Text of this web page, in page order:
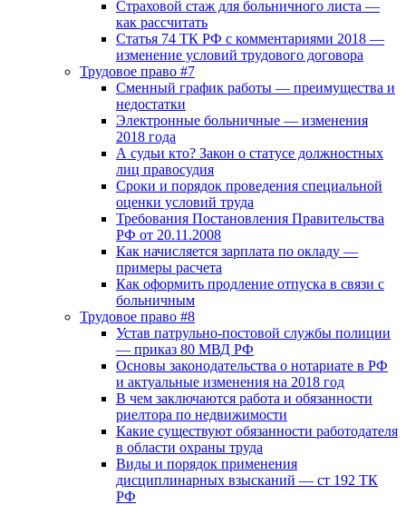
Страховой стаж для больничного листа —
как рассчитать
Статья 74 ТК РФ с комментариями 2018 —
изменение условий трудового договора
Трудовое право #7
Сменный график работы — преимущества и
недостатки
Электронные больничные — изменения
2018 года
А судьи кто? Закон о статусе должностных
лиц правосудия
Сроки и порядок проведения специальной
оценки условий труда
Требования Постановления Правительства
РФ от 20.11.2008
Как начисляется зарплата по окладу —
примеры расчета
Как оформить продление отпуска в связи с
больничным
Трудовое право #8
Устав патрульно-постовой службы полиции
— приказ 80 МВД РФ
Основы законодательства о нотариате в РФ
и актуальные изменения на 2018 год
В чем заключаются работа и обязанности
риелтора по недвижимости
Какие существуют обязанности работодателя
в области охраны труда
Виды и порядок применения
дисциплинарных взысканий — ст 192 ТК
РФ